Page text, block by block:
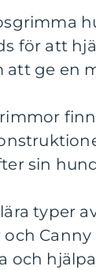
för att
att ge en
sin
typer
och
och